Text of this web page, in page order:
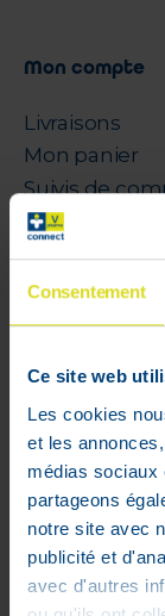
Consentement
Ce site web
Les cookies
et les
médias sociaux
partageons
notre site avec
publicité et
avec d'autres
Mon compte
Livraisons
Mon panier
Suivis de
Listes d'envie
Conditions
Rétractation
Paiements
Litige
Parrainage
VPharma
V-Pharma
Pharmacien
rue de